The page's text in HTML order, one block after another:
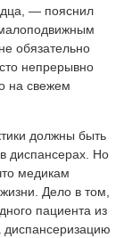
— пояснил
обязательно
непрерывно
на свежем
должны быть
диспансерах. Но
медикам
Дело в том,
пациента из